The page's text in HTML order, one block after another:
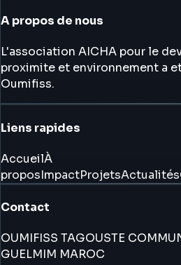
A propos de nous
L'association AICHA pour le
proximite et environnement a
Oumifiss.
Liens rapides
AccueilÀ
proposImpactProjetsActualités
Contact
OUMIFISS TAGOUSTE
GUELMIM MAROC